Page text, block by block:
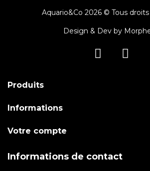
Aquario&Co 2026 © Tous
Design & Dev by
Produits
Informations
Votre compte
Informations de contact